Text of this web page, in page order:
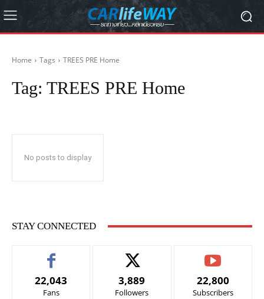
Home Tags TREES PRE Home
Tag: TREES PRE Home
No posts to display
STAY CONNECTED
22,043
Fans
3,889
Followers
22,800
Subscribers